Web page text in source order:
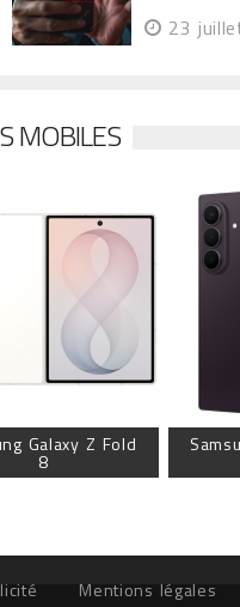
23
MOBILES
Galaxy Z Fold
8
Mentions légales